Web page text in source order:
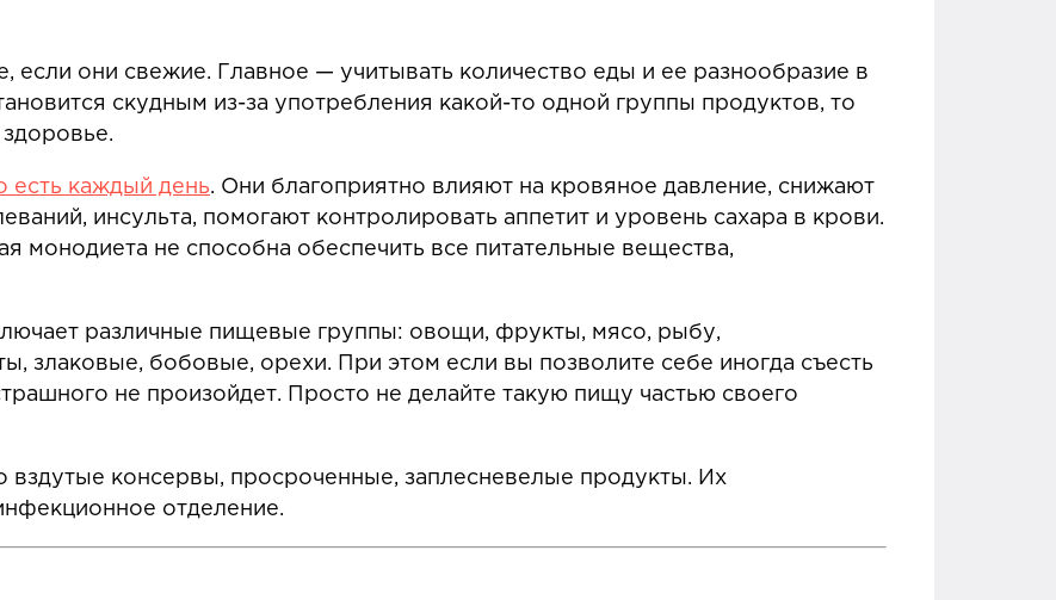
если они свежие. Главное — учитывать количество еды и ее разнообразие в
скудным из-за употребления какой-то одной группы продуктов, то
здоровье.
есть каждый день. Они благоприятно влияют на кровяное давление, снижают
инсульта, помогают контролировать аппетит и уровень сахара в крови.
монодиета не способна обеспечить все питательные вещества,
различные пищевые группы: овощи, фрукты, мясо, рыбу,
злаковые, бобовые, орехи. При этом если вы позволите себе иногда съесть
не произойдет. Просто не делайте такую пищу частью своего
консервы, просроченные, заплесневелые продукты. Их
отделение.